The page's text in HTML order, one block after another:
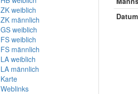
ZK weiblich
ZK männlich
GS weiblich
FS weiblich
FS männlich
LA weiblich
LA männlich
Karte
Weblinks